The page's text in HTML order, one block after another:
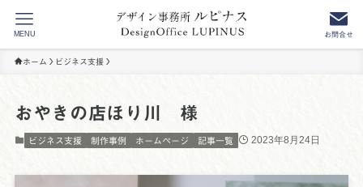
お問合せ
MENU
ホーム ビジネス支援
おやきの店ほり川 様
ビジネス支援 制作事例 ホームページ 記事一覧 2023年8月24日